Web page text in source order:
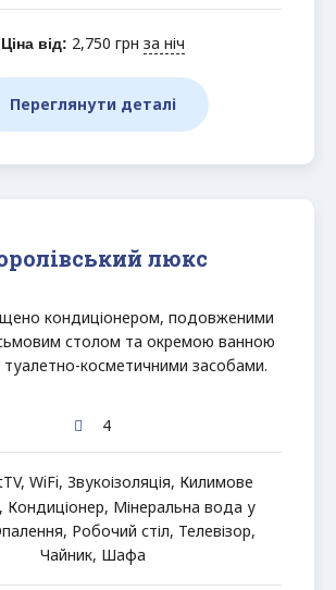
Ціна від: 2,750 грн за ніч
Переглянути деталі
люкс
кондиціонером, подовженими
столом та окремою ванною
туалетно-косметичними засобами.
4
, WiFi, Звукоізоляція, Килимове
, Кондиціонер, Мінеральна вода у
, Робочий стіл, Телевізор,
Чайник, Шафа